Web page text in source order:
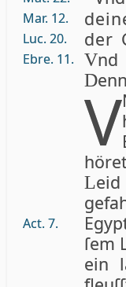
Mar. 12.
Luc. 20.
Ebre. 11.
der
Vnd
D
Act. 7.
V
L
ſem
ein